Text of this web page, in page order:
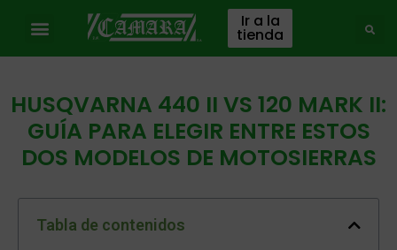
Ir a la
tienda
HUSQVARNA 440 II VS 120 MARK II:
GUÍA PARA ELEGIR ENTRE ESTOS
DOS MODELOS DE MOTOSIERRAS
Tabla de contenidos